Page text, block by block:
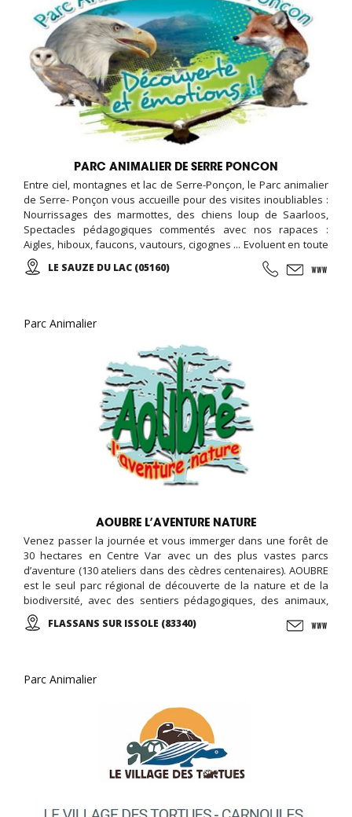
PARC ANIMALIER DE SERRE PONCON
Entre ciel, montagnes et lac de Serre-Ponçon, le Parc animalier
de Serre- Ponçon vous accueille pour des visites inoubliables :
Nourrissages des marmottes, des chiens loup de Saarloos,
Spectacles pédagogiques commentés avec nos rapaces :
Aigles, hiboux, faucons, vautours, cigognes ... Evoluent en toute
liberté au dessus de vos têtes ! Rencontre de proximité avec
nos renards et nos vautours, Instant photo "rapace au poing"
LE SAUZE DU LAC (05160)
Parc Animalier
AOUBRE L’AVENTURE NATURE
Venez passer la journée et vous immerger dans une forêt de
30 hectares en Centre Var avec un des plus vastes parcs
d’aventure (130 ateliers dans des cèdres centenaires). AOUBRE
est le seul parc régional de découverte de la nature et de la
biodiversité, avec des sentiers pédagogiques, des animaux,
une ferme pédagogique, et des activités ludiques et éducative,
le jardin des papillons, ...
FLASSANS SUR ISSOLE (83340)
Parc Animalier